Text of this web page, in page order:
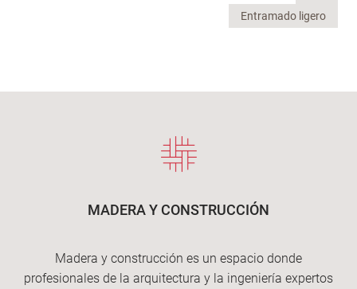
Entramado ligero
MADERA Y CONSTRUCCIÓN
Madera y construcción es un espacio donde
profesionales de la arquitectura y la ingeniería expertos